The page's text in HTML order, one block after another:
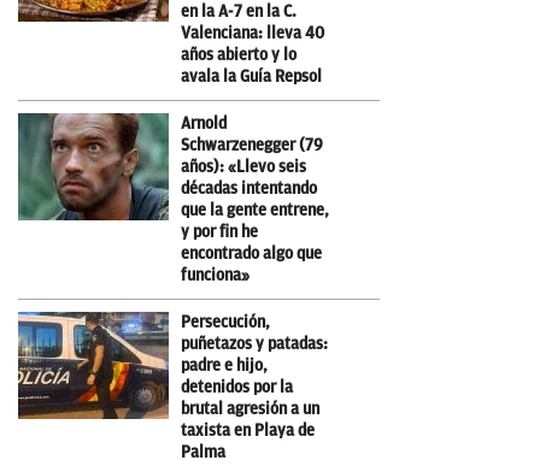
en la A-7 en la C.
Valenciana: lleva 40
años abierto y lo
avala la Guía Repsol
Arnold
Schwarzenegger (79
años): «Llevo seis
décadas intentando
que la gente entrene,
y por fin he
encontrado algo que
funciona»
Persecución,
puñetazos y patadas:
padre e hijo,
detenidos por la
brutal agresión a un
taxista en Playa de
Palma